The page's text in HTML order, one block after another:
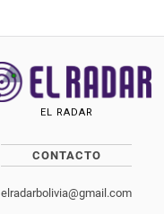
EL RADAR
CONTACTO
elradarbolivia@gmail.com